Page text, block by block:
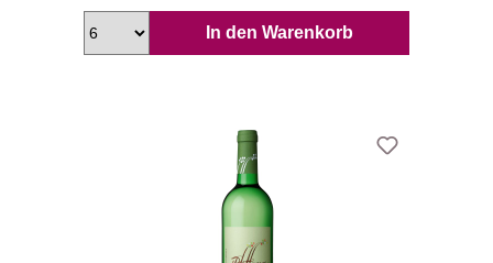
In den Warenkorb